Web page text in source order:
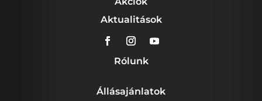
Aktualitások
Rólunk
Állásajánlatok